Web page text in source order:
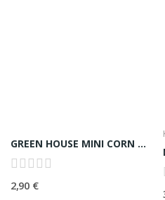
GREEN HOUSE MINI CORN 미니옥수수- 300G
2,90 €